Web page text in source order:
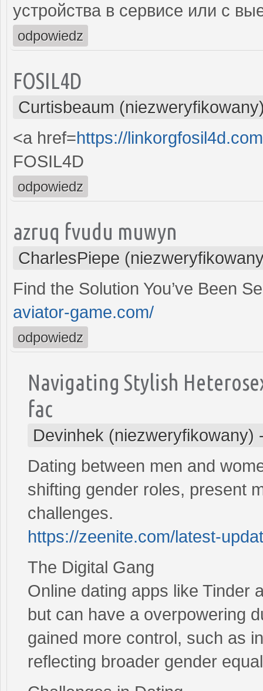
устройства в сервисе или с
odpowiedz
FOSIL4D
Curtisbeaum
<a href=https://
FOSIL4D
odpowiedz
azruq fvudu muwyn
CharlesPiepe
Find the Solution You’ve Been
aviator-game.com/
odpowiedz
Navigating Stylish
fac
Devinhek (niezweryfikowany)
Dating between men and
shifting gender roles, present
challenges.
https://zeenite.com/latest-
The Digital Gang
Online dating apps like Tinder
but can have a overpowering
gained more control, such as
reflecting broader gender